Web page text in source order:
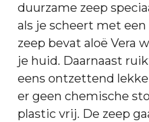
duurzame zeep
als je scheert met een
zeep bevat aloë Vera
je huid. Daarnaast
eens ontzettend
er geen chemische
plastic vrij. De zeep